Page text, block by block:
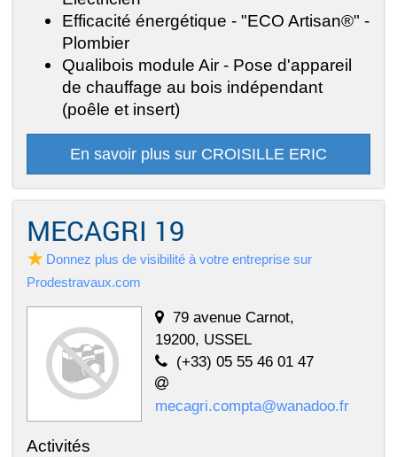
Efficacité énergétique - "ECO Artisan®" -
Plombier
Qualibois module Air - Pose d'appareil
de chauffage au bois indépendant
(poêle et insert)
En savoir plus sur CROISILLE ERIC
MECAGRI 19
Donnez plus de visibilité à votre entreprise sur
Prodestravaux.com
79 avenue Carnot,
19200, USSEL
(+33) 05 55 46 01 47
mecagri.compta@wanadoo.fr
Activités